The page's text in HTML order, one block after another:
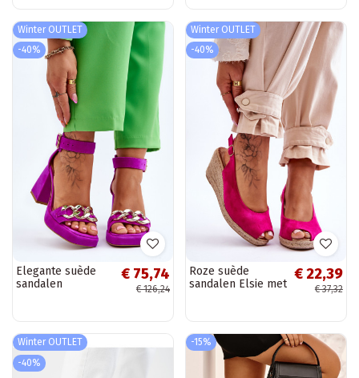
Winter OUTLET
-40%
Elegante suède
sandalen
€ 75,74
€ 126,24
Winter OUTLET
-40%
Roze suède
sandalen Elsie met
€ 22,39
€ 37,32
Winter OUTLET
-40%
-15%